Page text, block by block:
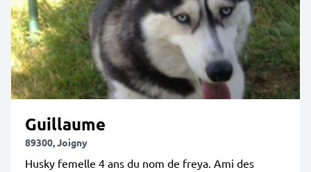
Guillaume
89300, Joigny
Husky femelle 4 ans du nom de freya. Ami des